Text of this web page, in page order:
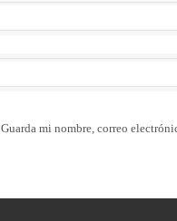
Guarda mi nombre, correo